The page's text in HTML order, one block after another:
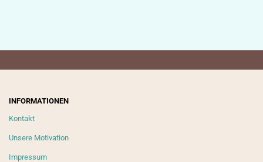
INFORMATIONEN
Kontakt
Unsere Motivation
Impressum